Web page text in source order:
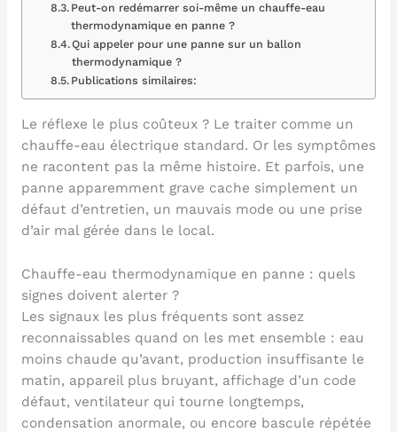
Peut-on redémarrer soi-même un chauffe-eau
thermodynamique en panne ?
Qui appeler pour une panne sur un ballon
thermodynamique ?
Publications similaires:
Le réflexe le plus coûteux ? Le traiter comme un
chauffe-eau électrique standard. Or les symptômes
ne racontent pas la même histoire. Et parfois, une
panne apparemment grave cache simplement un
défaut d’entretien, un mauvais mode ou une prise
d’air mal gérée dans le local.
Chauffe-eau thermodynamique en panne : quels
signes doivent alerter ?
Les signaux les plus fréquents sont assez
reconnaissables quand on les met ensemble : eau
moins chaude qu’avant, production insuffisante le
matin, appareil plus bruyant, affichage d’un code
défaut, ventilateur qui tourne longtemps,
condensation anormale, ou encore bascule répétée